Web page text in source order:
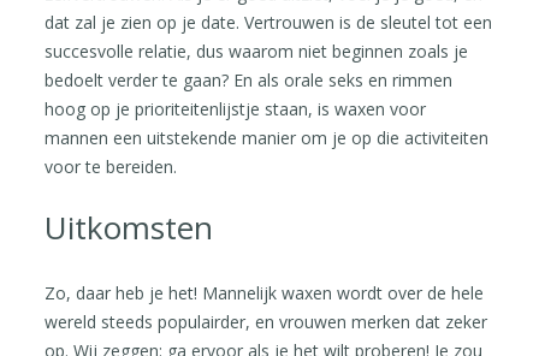
dat zal je zien op je date. Vertrouwen is de sleutel tot een
succesvolle relatie, dus waarom niet beginnen zoals je
bedoelt verder te gaan? En als orale seks en rimmen
hoog op je prioriteitenlijstje staan, is waxen voor
mannen een uitstekende manier om je op die activiteiten
voor te bereiden.
Uitkomsten
Zo, daar heb je het! Mannelijk waxen wordt over de hele
wereld steeds populairder, en vrouwen merken dat zeker
op. Wij zeggen: ga ervoor als je het wilt proberen! Je zou